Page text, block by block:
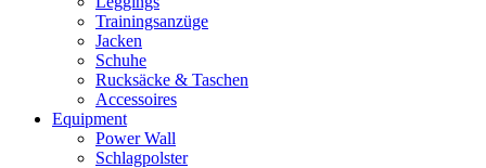
Trainingsanzüge
Jacken
Schuhe
Rucksäcke & Taschen
Accessoires
Equipment
Power Wall
Schlagpolster